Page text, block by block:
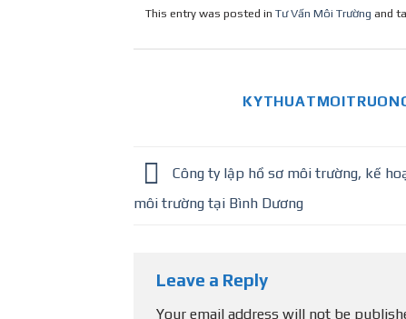
This entry was posted in Tư Vấn Môi Trường and
Công ty lập hồ sơ môi trường, kế
môi trường tại Bình Dương
Leave a Reply
Your email address will not be